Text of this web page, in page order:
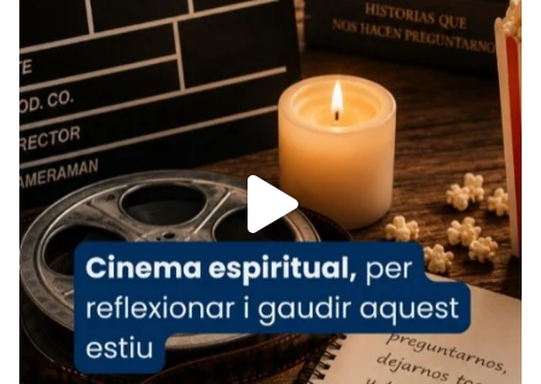
Arquebisbat de Barcelonais at Catedral
de Barcelona.
1 week ago
Aquest dilluns, 27 de juliol, ha tingut lloc la
missa d’acció de gràcies en agraïment al
comitè organitzador de la visita apostòlica
del Sant Pare Lleó XIV a Barcelona, i als
col·laboradors, a la Catedral de Barcelona.
L’arquebisbe de Barcelona, el cardenal Joan
Josep Omella, ha presidit la missa i l’ha
concelebrat el bisbe auxiliar de Barcelona,